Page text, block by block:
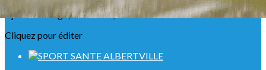
Ajoutez un logo, un bouton, des réseaux sociaux
Cliquez pour éditer